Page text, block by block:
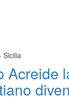
Sicilia
Acreide